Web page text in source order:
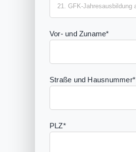
Vor- und Zuname*
Straße und Hausnummer*
PLZ*